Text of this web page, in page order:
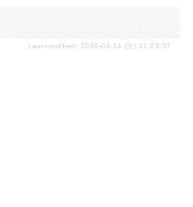
Last-modified: 2026-04-14 (火) 21:23:57